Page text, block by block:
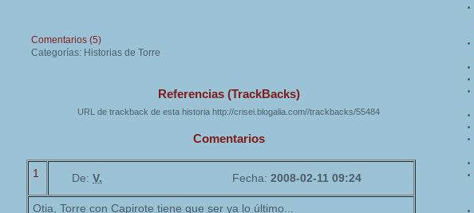
Comentarios (5)
Categorías: Historias de Torre
Referencias (TrackBacks)
URL de trackback de esta historia http://crisei.blogalia.com//trackbacks/55484
Comentarios
1 De: V. Fecha: 2008-02-11 09:24
Otia, Torre con Capirote tiene que ser ya lo último...